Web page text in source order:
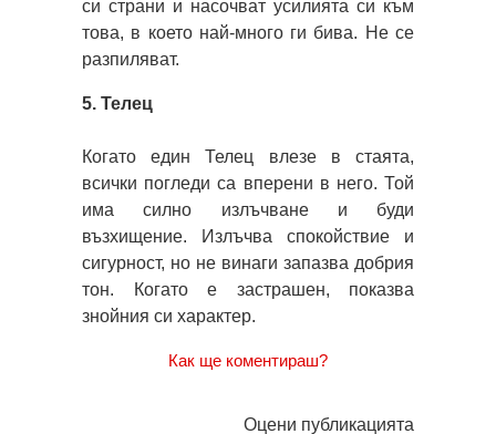
си страни и насочват усилията си към
това, в което най-много ги бива. Не се
разпиляват.
5. Телец
Когато един Телец влезе в стаята,
всички погледи са вперени в него. Той
има силно излъчване и буди
възхищение. Излъчва спокойствие и
сигурност, но не винаги запазва добрия
тон. Когато е застрашен, показва
знойния си характер.
Как ще коментираш?
Оцени публикацията